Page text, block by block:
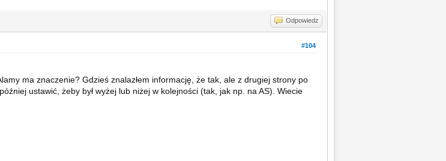
Odpowiedz
#104
ma znaczenie? Gdzieś znalazłem informację, że tak, ale z drugiej strony po
ustawić, żeby był wyżej lub niżej w kolejności (tak, jak np. na AS). Wiecie